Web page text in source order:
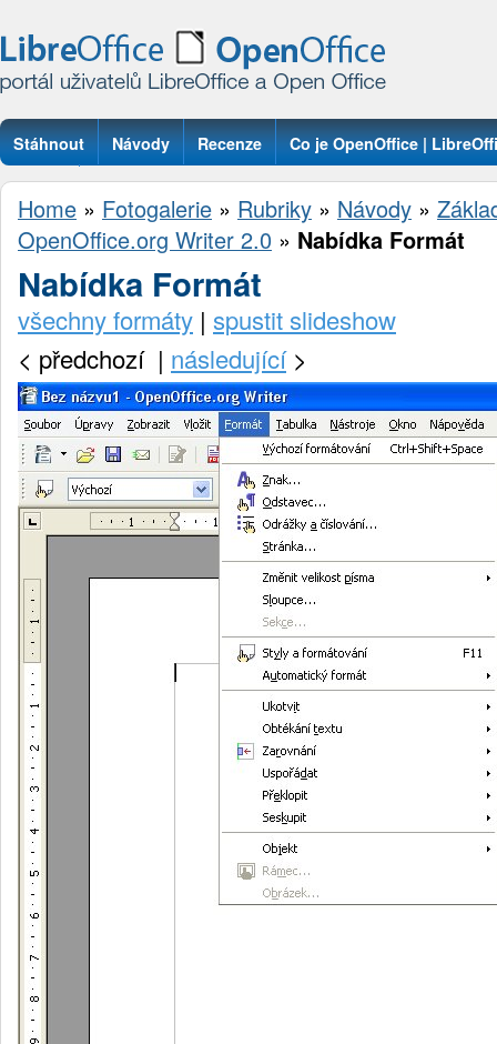
Stáhnout Návody Recenze Co je OpenOffice |
Otázky
Home » Fotogalerie » Rubriky » Návody »
OpenOffice.org Writer 2.0 » Nabídka Formát
Nabídka Formát
všechny formáty | spustit slideshow
< předchozí | následující>